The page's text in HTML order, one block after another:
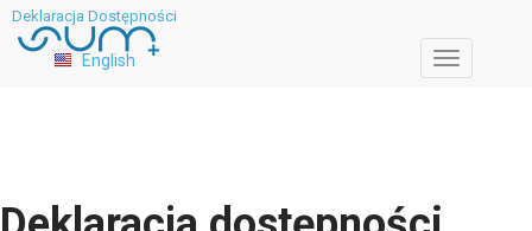
Deklaracja Dostępności
Toggle
English